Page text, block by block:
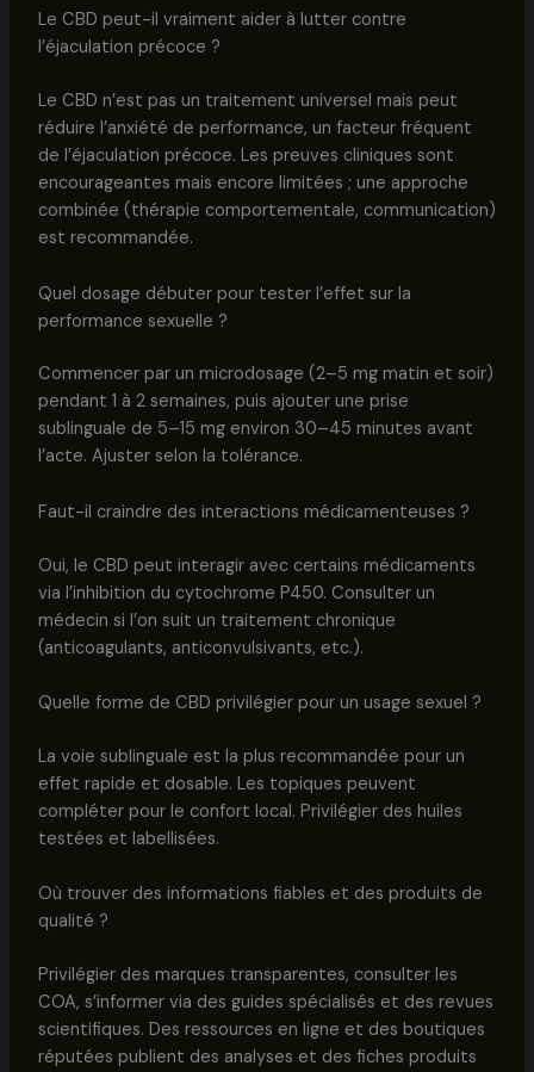
Le CBD peut-il vraiment aider à lutter contre
l’éjaculation précoce ?
Le CBD n’est pas un traitement universel mais peut
réduire l’anxiété de performance, un facteur fréquent
de l’éjaculation précoce. Les preuves cliniques sont
encourageantes mais encore limitées ; une approche
combinée (thérapie comportementale, communication)
est recommandée.
Quel dosage débuter pour tester l’effet sur la
performance sexuelle ?
Commencer par un microdosage (2–5 mg matin et soir)
pendant 1 à 2 semaines, puis ajouter une prise
sublinguale de 5–15 mg environ 30–45 minutes avant
l’acte. Ajuster selon la tolérance.
Faut-il craindre des interactions médicamenteuses ?
Oui, le CBD peut interagir avec certains médicaments
via l’inhibition du cytochrome P450. Consulter un
médecin si l’on suit un traitement chronique
(anticoagulants, anticonvulsivants, etc.).
Quelle forme de CBD privilégier pour un usage sexuel ?
La voie sublinguale est la plus recommandée pour un
effet rapide et dosable. Les topiques peuvent
compléter pour le confort local. Privilégier des huiles
testées et labellisées.
Où trouver des informations fiables et des produits de
qualité ?
Privilégier des marques transparentes, consulter les
COA, s’informer via des guides spécialisés et des revues
scientifiques. Des ressources en ligne et des boutiques
réputées publient des analyses et des fiches produits